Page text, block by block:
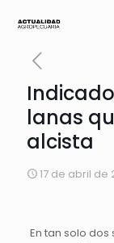
lanas
alcista
17 de abril de
En tan solo